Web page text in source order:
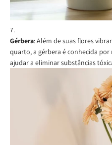
Gérbera: Além de suas flores
quarto, a gérbera é conhecida
ajudar a eliminar substâncias